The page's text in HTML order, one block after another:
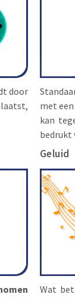
door
met een
kan
bedrukt
Geluid
Wat